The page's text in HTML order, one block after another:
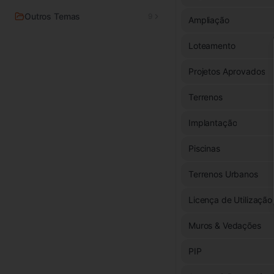
Outros Temas Ampliação
Loteamento
Projetos Aprovados
Terrenos
Implantação
Piscinas
Terrenos Urbanos
Licença de Utilização
Muros & Vedações
PIP